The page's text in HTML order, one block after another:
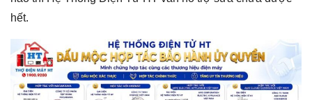
hết.